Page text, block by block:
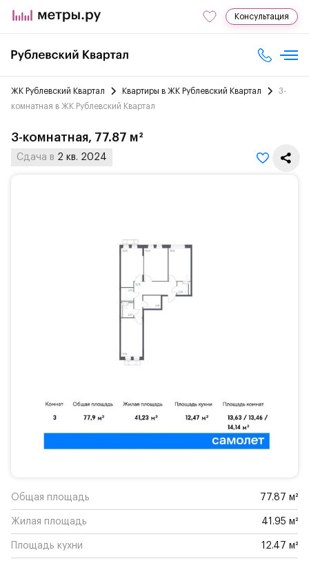
Консультация
ЖК Рублевский Квартал Квартиры в ЖК Рублевский Квартал
3-
комнатная в ЖК Рублевский Квартал
3-комнатная, 77.87 м²
Сдача в 2 кв. 2024
Общая площадь 77.87 м²
Жилая площадь 41.95 м²
Площадь кухни 12.47 м²